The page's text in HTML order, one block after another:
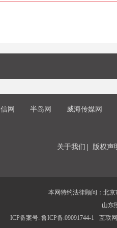
信网 半岛网 威海传媒网
关于我们 版权声
本网特约法律顾问：北
山东
ICP备案号: 鲁ICP备:09091744-1
互联